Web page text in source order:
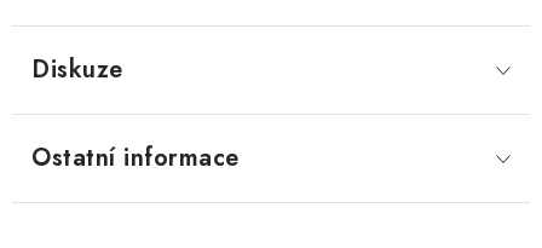
Diskuze
Ostatní informace